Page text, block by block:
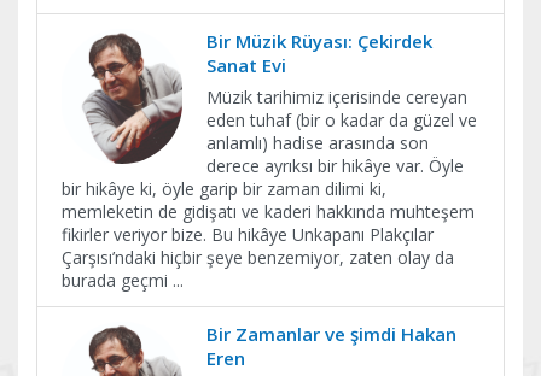
Bir Müzik Rüyası: Çekirdek
Sanat Evi
Müzik tarihimiz içerisinde cereyan
eden tuhaf (bir o kadar da güzel ve
anlamlı) hadise arasında son
derece ayrıksı bir hikâye var. Öyle
bir hikâye ki, öyle garip bir zaman dilimi ki,
memleketin de gidişatı ve kaderi hakkında muhteşem
fikirler veriyor bize. Bu hikâye Unkapanı Plakçılar
Çarşısı’ndaki hiçbir şeye benzemiyor, zaten olay da
burada geçmi ...
Bir Zamanlar ve şimdi Hakan
Eren